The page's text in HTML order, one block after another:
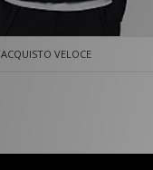
ACQUISTO VELOCE